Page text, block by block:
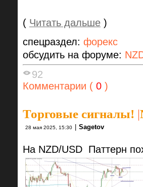
( Читать дальше )
спецраздел: форекс
обсудить на форуме:
92
Комментарии ( 0 )
Торговые сигналы! |
28 мая 2025, 15:30 | Sagetov
На NZD/USD Паттерн